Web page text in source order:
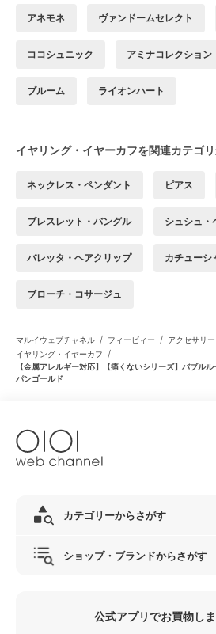
アネモネ ヴァンドームセレクト
ココシュニック アミナコレクション
ブルーム ライオンハート
イヤリング・イヤーカフを関連カテゴ
ネックレス・ペンダント ピアス
ブレスレット・バングル シュシュ・
バレッタ・ヘアクリップ カチューシ
ブローチ・コサージュ
マルイウェブチャネル / フィービィー / アクセサリ
イヤリング・イヤーカフ /
【金属アレルギー対応】【痛くないシリーズ】バブル
パンゴールド
カテゴリーからさがす
ショップ・ブランドからさがす
公式アプリでお買物し